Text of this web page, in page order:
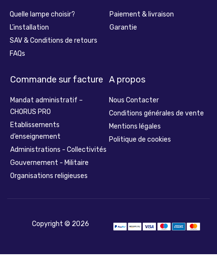
Quelle lampe choisir?
L’installation
SAV & Conditions de retours
FAQs
Paiement & livraison
Garantie
Commande sur facture
Mandat administratif –
CHORUS PRO
Etablissements
d’enseignement
Administrations - Collectivités
Gouvernement - Militaire
Organisations religieuses
A propos
Nous Contacter
Conditions générales de vente
Mentions légales
Politique de cookies
Copyright © 2026